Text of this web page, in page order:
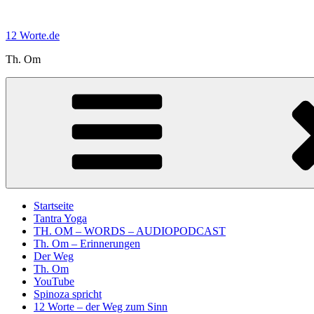
springen
12 Worte.de
Th. Om
Startseite
Tantra Yoga
TH. OM – WORDS – AUDIOPODCAST
Th. Om – Erinnerungen
Der Weg
Th. Om
YouTube
Spinoza spricht
12 Worte – der Weg zum Sinn